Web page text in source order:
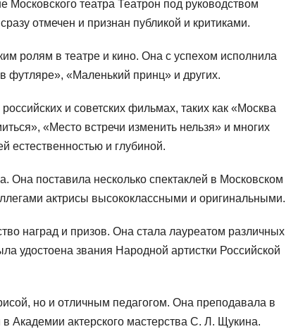
театра Театрон под руководством
отмечен и признан публикой и критиками.
ролям в театре и кино. Она с успехом исполнила
футляре», «Маленький принц» и других.
и советских фильмах, таких как «Москва
«Место встречи изменить нельзя» и многих
естественностью и глубиной.
Она поставила несколько спектаклей в Московском
актрисы высококлассными и оригинальными.
наград и призов. Она стала лауреатом различных
удостоена звания Народной артистки Российской
но и отличным педагогом. Она преподавала в
Академии актерского мастерства С. Л. Щукина.